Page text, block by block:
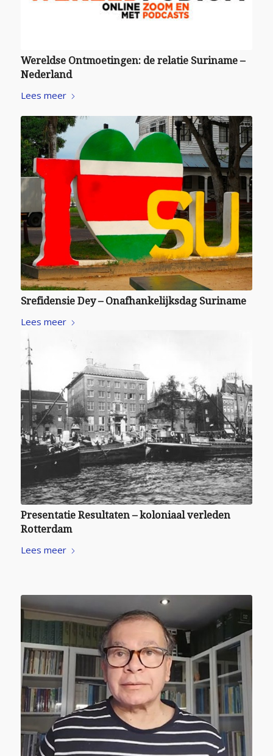
Wereldse Ontmoetingen: de relatie Suriname –
Nederland
Lees meer
Srefidensie Dey – Onafhankelijksdag Suriname
Lees meer
Presentatie Resultaten – koloniaal verleden
Rotterdam
Lees meer